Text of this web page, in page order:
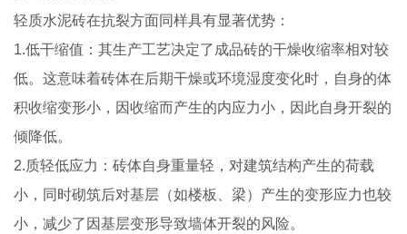
轻质水泥砖在抗裂方面同样具有显著优势：
1.低干缩值：其生产工艺决定了成品砖的干燥收缩率相对较
低。这意味着砖体在后期干燥或环境湿度变化时，自身的体
积收缩变形小，因收缩而产生的内应力小，因此自身开裂的
倾降低。
2.质轻低应力：砖体自身重量轻，对建筑结构产生的荷载
小，同时砌筑后对基层（如楼板、梁）产生的变形应力也较
小，减少了因基层变形导致墙体开裂的风险。